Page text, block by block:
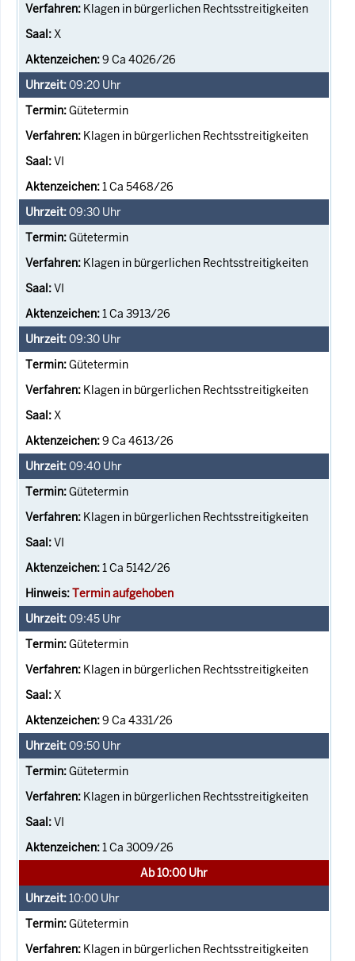
Klagen in bürgerlichen Rechtsstreitigkeiten
X
9 Ca 4026/26
09:20 Uhr
Gütetermin
Klagen in bürgerlichen Rechtsstreitigkeiten
VI
1 Ca 5468/26
09:30 Uhr
Gütetermin
Klagen in bürgerlichen Rechtsstreitigkeiten
VI
1 Ca 3913/26
09:30 Uhr
Gütetermin
Klagen in bürgerlichen Rechtsstreitigkeiten
X
9 Ca 4613/26
09:40 Uhr
Gütetermin
Klagen in bürgerlichen Rechtsstreitigkeiten
VI
1 Ca 5142/26
Termin aufgehoben
09:45 Uhr
Gütetermin
Klagen in bürgerlichen Rechtsstreitigkeiten
X
9 Ca 4331/26
09:50 Uhr
Gütetermin
Klagen in bürgerlichen Rechtsstreitigkeiten
VI
1 Ca 3009/26
Ab 10:00 Uhr
10:00 Uhr
Gütetermin
Klagen in bürgerlichen Rechtsstreitigkeiten